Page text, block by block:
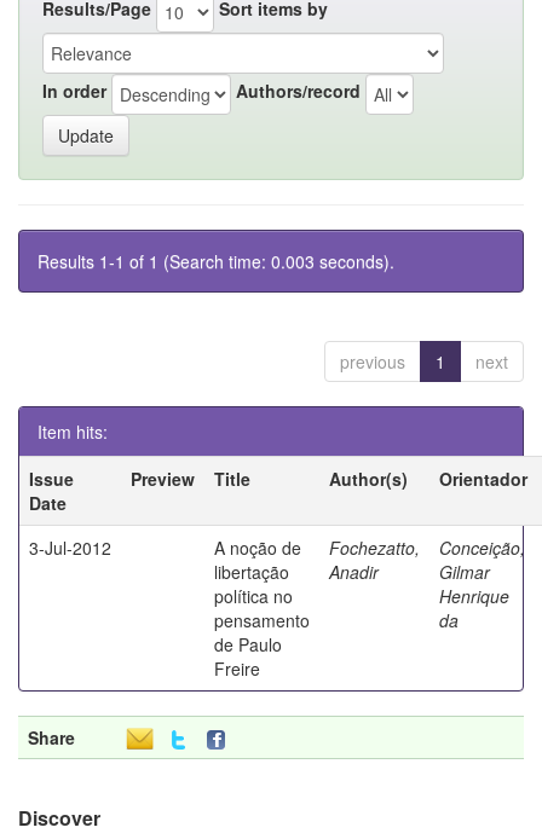
Results/Page Sort items by
In order Authors/record
Results 1-1 of 1 (Search time: 0.003 seconds).
previous 1 next
Item hits:
Issue
Date
Preview Title Author(s) Orientador
3-Jul-2012
A noção de
libertação
política no
pensamento
de Paulo
Freire
Fochezatto,
Anadir
Conceição,
Gilmar
Henrique
da
Share
Discover